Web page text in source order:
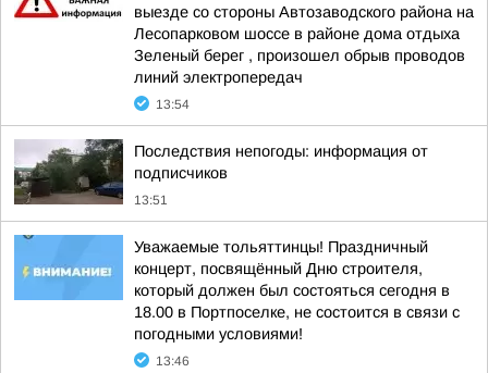
выезде со стороны Автозаводского района на
Лесопарковом шоссе в районе дома отдыха
Зеленый берег , произошел обрыв проводов
линий электропередач
13:54
Последствия непогоды: информация от
подписчиков
13:51
Уважаемые тольяттинцы! Праздничный
концерт, посвящённый Дню строителя,
который должен был состояться сегодня в
18.00 в Портпоселке, не состоится в связи с
погодными условиями!
13:46